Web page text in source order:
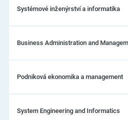
Systémové inženýrství a informatika
Business Administration and
Podniková ekonomika a management
System Engineering and Informatics